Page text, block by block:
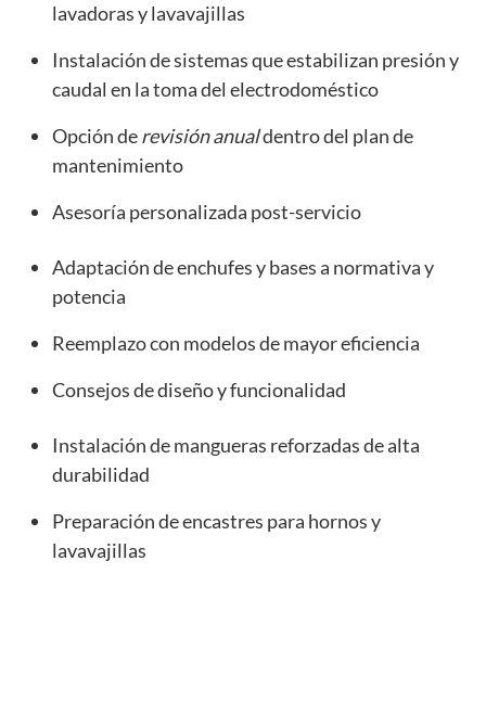
lavadoras y lavavajillas
Instalación de sistemas que estabilizan presión y
caudal en la toma del electrodoméstico
Opción derevisión anualdentro del plan de
mantenimiento
Asesoría personalizada post-servicio
Adaptación de enchufes y bases a normativa y
potencia
Reemplazo con modelos de mayor eficiencia
Consejos de diseño y funcionalidad
Instalación de mangueras reforzadas de alta
durabilidad
Preparación de encastres para hornos y
lavavajillas